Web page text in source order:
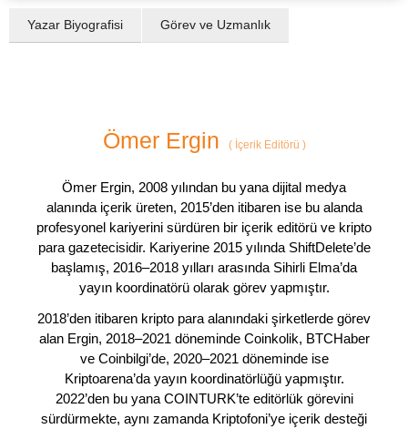
Yazar Biyografisi Görev ve Uzmanlık
Ömer Ergin (İçerik Editörü )
Ömer Ergin, 2008 yılından bu yana dijital medya
alanında içerik üreten, 2015’den itibaren ise bu alanda
profesyonel kariyerini sürdüren bir içerik editörü ve kripto
para gazetecisidir. Kariyerine 2015 yılında ShiftDelete’de
başlamış, 2016–2018 yılları arasında Sihirli Elma’da
yayın koordinatörü olarak görev yapmıştır.
2018’den itibaren kripto para alanındaki şirketlerde görev
alan Ergin, 2018–2021 döneminde Coinkolik, BTCHaber
ve Coinbilgi’de, 2020–2021 döneminde ise
Kriptoarena’da yayın koordinatörlüğü yapmıştır.
2022’den bu yana COINTURK’te editörlük görevini
sürdürmekte, aynı zamanda Kriptofoni’ye içerik desteği